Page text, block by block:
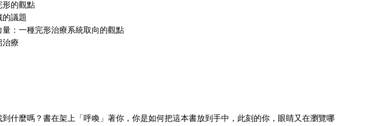
的觀點
議題
：一種完形治療系統取向的觀點
療
麼嗎？書在架上「呼喚」著你，你是如何把這本書放到手中，此刻的你，眼睛又在瀏覽哪